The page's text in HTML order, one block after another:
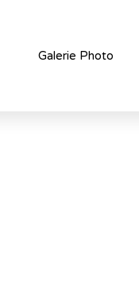
Galerie Photo